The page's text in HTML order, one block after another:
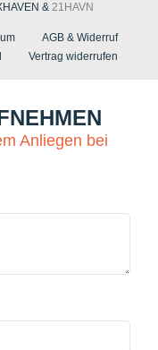
& 21HAVN
AGB & Widerruf
Vertrag widerrufen
Anliegen bei